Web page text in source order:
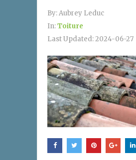
By:Aubrey Leduc
In:Toiture
Last Updated:2024-06-27